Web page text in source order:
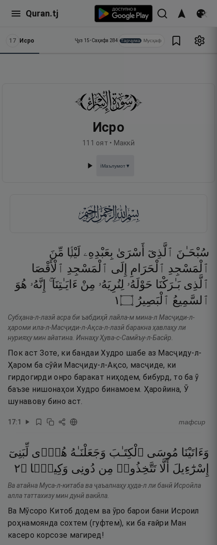
Quran.tj
17 Исро Ҷуз 15•Саҳифа 284 Тарҷума Мусҳаф
Исро
111 оят • Маккӣ
ℹ️Маълумот▼
سُبْحَـٰنَ ٱلَّذِىٓ أَسْرَىٰ بِعَبْدِهِۦ لَيْلًۭا مِّنَ
ٱلْمَسْجِدِ ٱلْحَرَامِ إِلَى ٱلْمَسْجِدِ ٱلْأَقْصَا
ٱلَّذِى بَـٰرَكْنَا حَوْلَهُۥ لِنُرِيَهُۥ مِنْ ءَايَـٰتِنَآ ۚ إِنَّهُۥ هُوَ
ٱلسَّمِيعُ ٱلْبَصِيرُ ۝١
Субҳана-л-лазӣ асра би ъабдиҳӣ лайла-м мина-л Масҷиди-л-
ҳароми ила-л-Масҷиди-л-Ақса-л-лазӣ баракна ҳавлаҳу ли
нурияҳу мин айатина. Иннаҳу Ҳува-с-Самӣъу-л-Басӣр.
Пок аст Зоте, ки бандаи Худро шабе аз Масҷиду-л-
Ҳаром ба сӯйи Масҷиду-л-Ақсо, масҷиде, ки
гирдогирди онро баракат ниҳодем, бибурд, то ба ӯ
баъзе нишонаҳои Худро бинамоем. Ҳаройина, Ӯ
шунавову бино аст.
17:1 тафсир
وَءَاتَيْنَا مُوسَى ٱلْكِتَـٰبَ وَجَعَلْنَـٰهُ هُدًۭى لِّبَنِىٓ
إِسْرَٰٓءِيلَ
أَلَّا تَتَّخِذُوا۟ مِن دُونِى وَكِيلًۭا ۝٢
Ва атайна Муса-л-китаба ва ҷаъалнаҳу ҳуда-л ли банӣ Исроӣла
алла таттахизу мин дунӣ вакӣла.
Ва Мӯсоро Китоб додем ва ӯро барои бани Исроил
роҳнамоянда сохтем (гуфтем), ки ба ғайри Ман
касеро корсозе магиред!